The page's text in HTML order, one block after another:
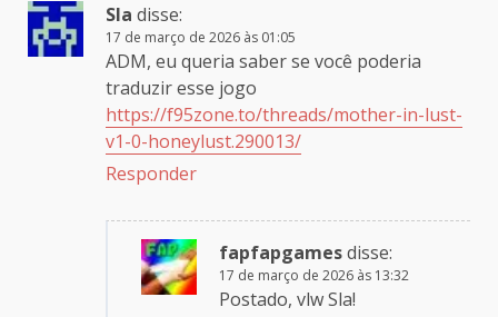
Sla disse:
17 de março de 2026 às 01:05
ADM, eu queria saber se você poderia
traduzir esse jogo
https://f95zone.to/threads/mother-in-lust-
v1-0-honeylust.290013/
Responder
fapfapgamesdisse:
17 de março de 2026 às 13:32
Postado, vlw Sla!